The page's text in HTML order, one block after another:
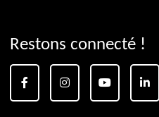
Restons connecté !